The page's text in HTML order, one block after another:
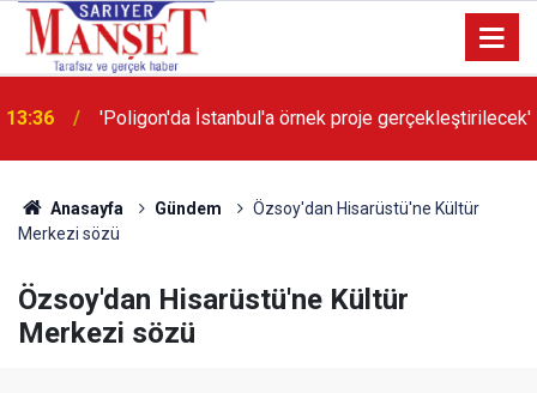
13:36 'Poligon'da İstanbul'a örnek proje gerçekleştirilecek'
Anasayfa Gündem
Özsoy'dan Hisarüstü'ne Kültür
Merkezi sözü
Özsoy'dan Hisarüstü'ne Kültür
Merkezi sözü